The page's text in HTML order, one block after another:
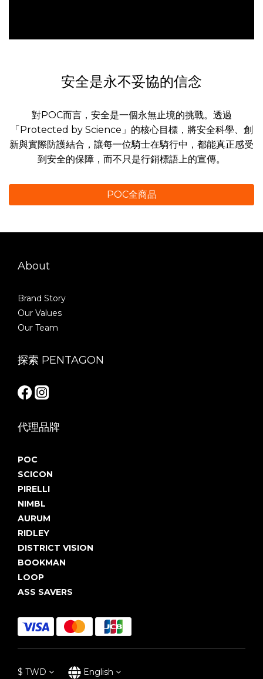
安全是永不妥協的信念
對POC而言，安全是一個永無止境的挑戰。透過
「Protected by Science」的核心目標，將安全科學、創
新與實際防護結合，讓每一位騎士在騎行中，都能真正感受
到安全的保障，而不只是行銷標語上的宣傳。
POC全商品
About
Brand Story
Our Values
Our Team
探索 PENTAGON
代理品牌
POC
SCICON
PIRELLI
NIMBL
AURUM
RIDLEY
DISTRICT VISION
BOOKMAN
LOOP
ASS SAVERS
$ TWD English